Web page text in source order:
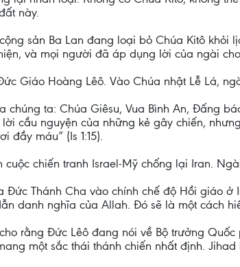
này.
sản Ba Lan đang loại bỏ Chúa Kitô
và mọi người đã áp dụng lời của ngài
Giáo Hoàng Lêô. Vào Chúa nhật Lễ Lá,
chúng ta: Chúa Giêsu, Vua Bình An, Đấng
cầu nguyện của những kẻ gây chiến,
đầy máu” (Is 1:15).
chiến tranh Israel-Mỹ chống lại Iran.
Thánh Cha vào chính chế độ Hồi giáo
danh nghĩa của Allah. Đó sẽ là một cách
rằng Đức Lêô đang nói về Bộ trưởng
một sắc thái thánh chiến nhất định.